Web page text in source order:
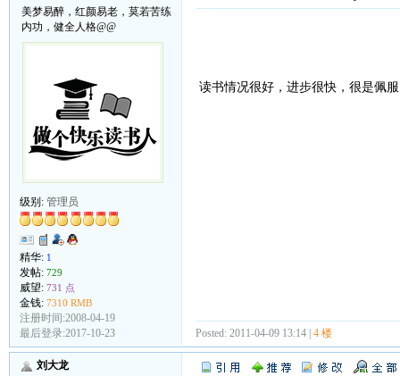
美梦易醉，红颜易老，莫若苦练
内功，健全人格@@
级别: 管理员
精华: 1
发帖: 729
威望: 731 点
金钱: 7310 RMB
注册时间:2008-04-19
最后登录:2017-10-23
读书情况很好，进步很快，很是佩
Posted: 2011-04-09 13:14 | 4 楼
刘大龙